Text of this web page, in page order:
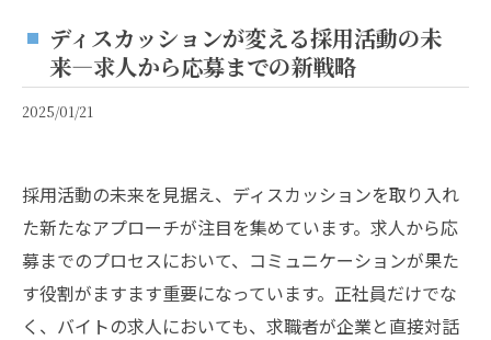
ディスカッションが変える採用活動の未
来—求人から応募までの新戦略
2025/01/21
採用活動の未来を見据え、ディスカッションを取り入れ
た新たなアプローチが注目を集めています。求人から応
募までのプロセスにおいて、コミュニケーションが果た
す役割がますます重要になっています。正社員だけでな
く、バイトの求人においても、求職者が企業と直接対話